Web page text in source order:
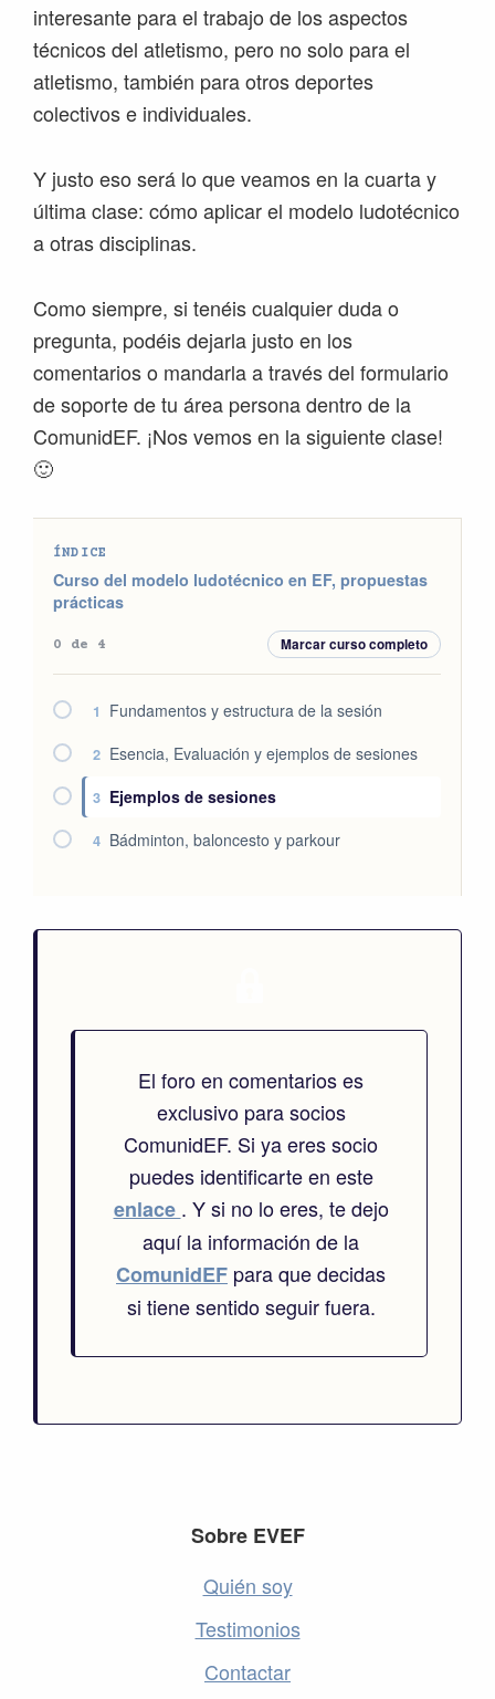
interesante para el trabajo de los aspectos
técnicos del atletismo, pero no solo para el
atletismo, también para otros deportes
colectivos e individuales.
Y justo eso será lo que veamos en la cuarta y
última clase: cómo aplicar el modelo ludotécnico
a otras disciplinas.
Como siempre, si tenéis cualquier duda o
pregunta, podéis dejarla justo en los
comentarios o mandarla a través del formulario
de soporte de tu área persona dentro de la
ComunidEF. ¡Nos vemos en la siguiente clase!
🙂
ÍNDICE
Curso del modelo ludotécnico en EF, propuestas
prácticas
0 de 4 Marcar curso completo
1 Fundamentos y estructura de la sesión
2 Esencia, Evaluación y ejemplos de sesiones
3 Ejemplos de sesiones
4 Bádminton, baloncesto y parkour
El foro en comentarios es
exclusivo para socios
ComunidEF. Si ya eres socio
puedes identificarte en este
enlace . Y si no lo eres, te dejo
aquí la información de la
ComunidEF para que decidas
si tiene sentido seguir fuera.
Sobre EVEF
Quién soy
Testimonios
Contactar